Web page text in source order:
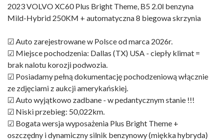
2023 VOLVO XC60 Plus Bright Theme, B5 2.0l benzyna
Mild-Hybrid 250KM + automatyczna 8 biegowa skrzynia
☑ Auto zarejestrowane w Polsce od marca 2026r.
☑ Miejsce pochodzenia: Dallas (TX) USA - ciepły klimat =
brak nalotu korozji podwozia.
☑ Posiadamy pełną dokumentację pochodzeniową włącznie
ze zdjęciami z aukcji amerykańskiej.
☑ Auto wyjątkowo zadbane - w pedantycznym stanie !!!
☑ Niski przebieg: 50,022km.
☑ Bogata wersja wyposażenia Plus Bright Theme +
oszczędny i dynamiczny silnik benzynowy (miękka hybryda)